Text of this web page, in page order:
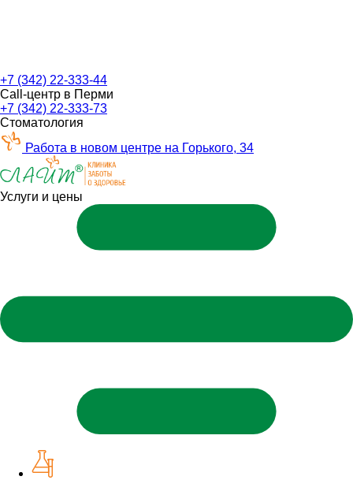
+7 (342) 22-333-44
Call-центр в Перми
+7 (342) 22-333-73
Стоматология
Работа в новом центре на Горького, 34
Услуги и цены